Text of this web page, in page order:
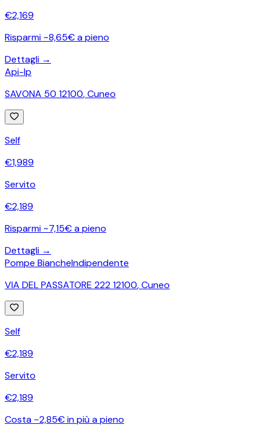
€2,169
Risparmi ~8,65€ a pieno
Dettagli →
Api-Ip
SAVONA 50 12100,Cuneo
Self
€1,989
Servito
€2,189
Risparmi ~7,15€ a pieno
Dettagli →
Pompe BiancheIndipendente
VIA DEL PASSATORE 222 12100,Cuneo
Self
€2,189
Servito
€2,189
Costa ~2,85€ in più a pieno